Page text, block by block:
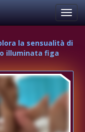
la sensualità di
illuminata figa